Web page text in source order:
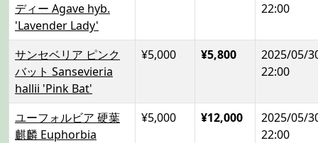
ディー Agave hyb.
'Lavender Lady'
22:00
サンセベリア ピンク
バット Sansevieria
hallii 'Pink Bat'
¥5,000 ¥5,800
2025/05/
22:00
ユーフォルビア 硬葉
麒麟 Euphorbia
¥5,000 ¥12,000
2025/05/
22:00